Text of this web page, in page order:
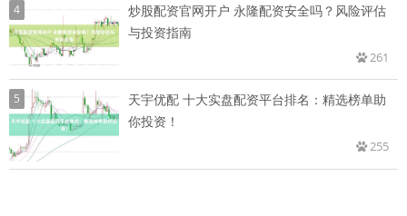
4
炒股配资官网开户 永隆配资安全吗？风险评估
与投资指南
261
5
天宇优配 十大实盘配资平台排名：精选榜单助
你投资！
255